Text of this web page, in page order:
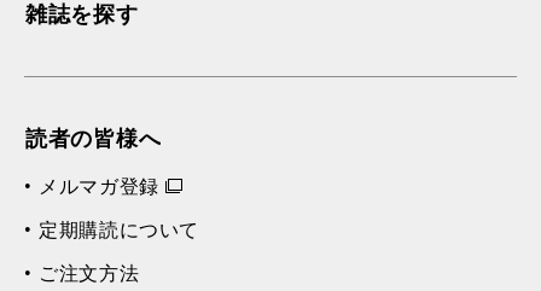
雑誌を探す
読者の皆様へ
メルマガ登録
定期購読について
ご注文方法